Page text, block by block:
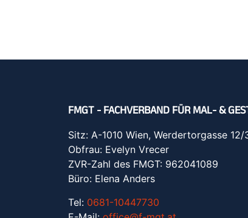
FMGT - FACHVERBAND FÜR MAL- &
Sitz: A-1010 Wien, Werdertorgasse 12/
Obfrau: Evelyn Vrecer
ZVR-Zahl des FMGT: 962041089
Büro: Elena Anders
Tel: 0681-10447730